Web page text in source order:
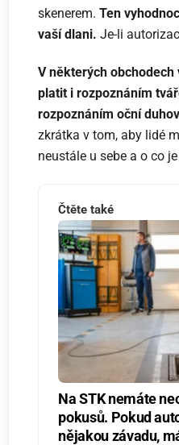
skenerem.Ten
vaší dlani. Je-li
V některých
platit i rozpoznáním
rozpoznáním oční
zkrátka v tom, aby lidé
neustále u sebe a o co
Čtěte také
Na STK nemáte
pokusů. Pokud
nějakou závadu,